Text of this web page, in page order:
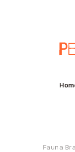
Fauna